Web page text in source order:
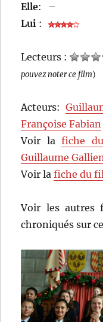
Elle:
–
Lui :
Lecteurs :
pouvez noter ce film)
Acteurs:
Françoise Fabian
Voir lafiche
Guillaume
Voir lafiche du
Voir les
chroniqués sur